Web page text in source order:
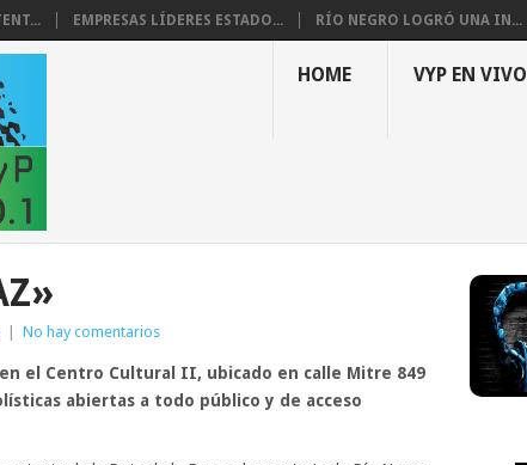
EMPRESAS LÍDERES ESTADO... RÍO NEGRO LOGRÓ UNA IN...
HOME VYP EN VIVO
No hay comentarios
el Centro Cultural II, ubicado en calle Mitre 849
abiertas a todo público y de acceso